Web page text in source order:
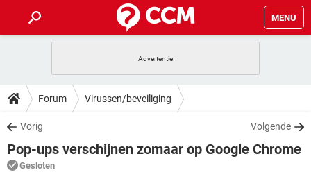
MENU
INSTAGRAM WINDOWS 10
NETFLIX
GRATIS SNAPCHAT
TIKTOK
HOW-TO
VIDEOBELLEN GAMES
NETFLIX
DOWNLOADS
VIDEOBELLEN GAMES
INSTAGRAM
FORUM
Forum Virussen/beveiliging
Vorig Volgende
Pop-ups verschijnen zomaar op Google Chrome
Gesloten